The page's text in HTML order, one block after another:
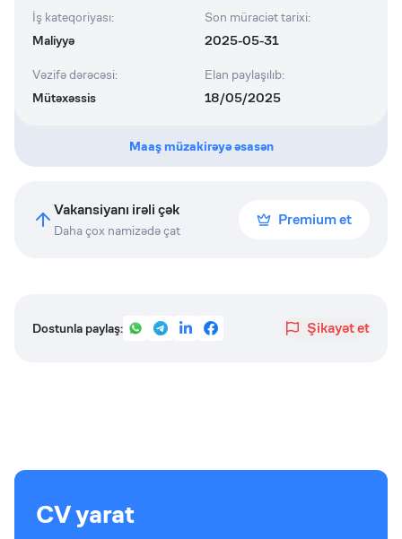
İş kateqoriyası:
Maliyyə
Son müraciət tarixi:
2025-05-31
Vəzifə dərəcəsi:
Mütəxəssis
Elan paylaşılıb:
18/05/2025
Maaş müzakirəyə əsasən
Vakansiyanı irəli çək
Daha çox namizədə çat
Premium et
Dostunla paylaş: Şikayət et
CV yarat